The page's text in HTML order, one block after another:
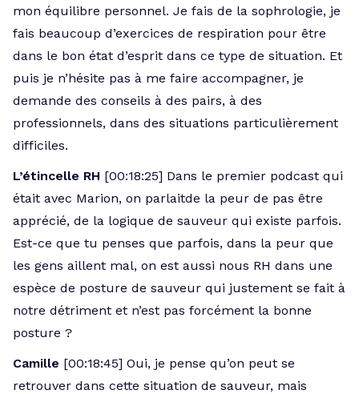
mon équilibre personnel. Je fais de la sophrologie, je
fais beaucoup d’exercices de respiration pour être
dans le bon état d’esprit dans ce type de situation. Et
puis je n’hésite pas à me faire accompagner, je
demande des conseils à des pairs, à des
professionnels, dans des situations particulièrement
difficiles.
L’étincelle RH [00:18:25] Dans le premier podcast qui
était avec Marion, on parlaitde la peur de pas être
apprécié, de la logique de sauveur qui existe parfois.
Est-ce que tu penses que parfois, dans la peur que
les gens aillent mal, on est aussi nous RH dans une
espèce de posture de sauveur qui justement se fait à
notre détriment et n’est pas forcément la bonne
posture ?
Camille [00:18:45] Oui, je pense qu’on peut se
retrouver dans cette situation de sauveur, mais